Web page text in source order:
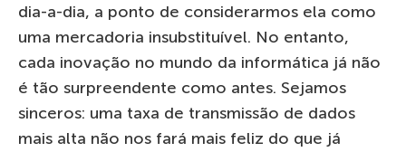
dia-a-dia, a ponto de considerarmos ela como
uma mercadoria insubstituível. No entanto,
cada inovação no mundo da informática já não
é tão surpreendente como antes. Sejamos
sinceros: uma taxa de transmissão de dados
mais alta não nos fará mais feliz do que já